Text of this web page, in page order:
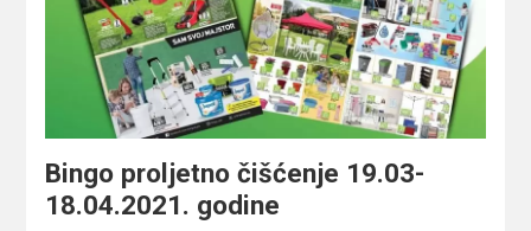
Bingo proljetno čišćenje 19.03-
18.04.2021. godine